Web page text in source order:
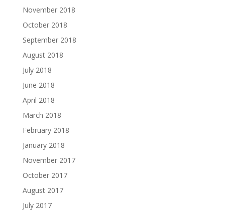
November 2018
October 2018
September 2018
August 2018
July 2018
June 2018
April 2018
March 2018
February 2018
January 2018
November 2017
October 2017
August 2017
July 2017